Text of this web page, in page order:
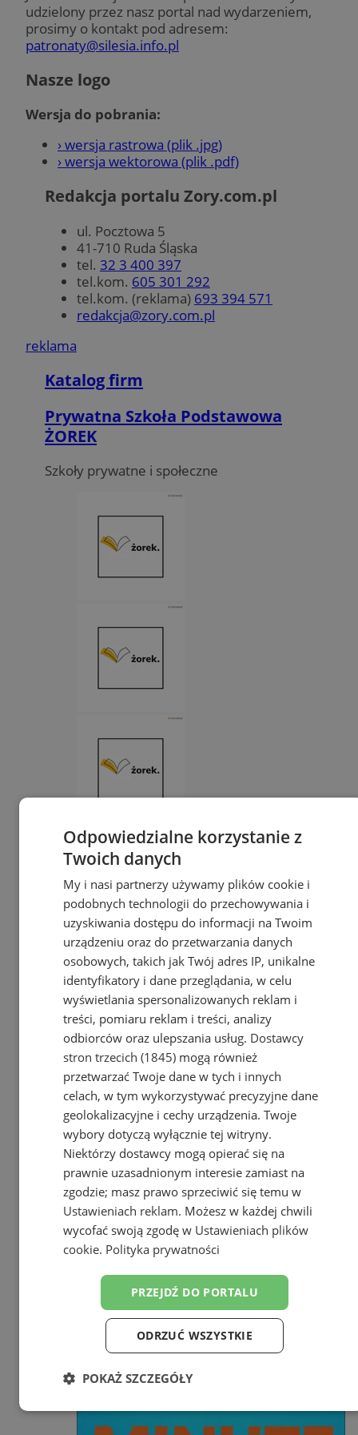
udzielony przez nasz portal nad wydarzeniem,
prosimy o kontakt pod adresem:
patronaty@silesia.info.pl
Nasze logo
Wersja do pobrania:
› wersja rastrowa (plik .jpg)
› wersja wektorowa (plik .pdf)
Redakcja portalu Zory.com.pl
ul. Pocztowa 5
41-710 Ruda Śląska
tel. 32 3 400 397
tel.kom. 605 301 292
tel.kom. (reklama) 693 394 571
redakcja@zory.com.pl
reklama
Katalog firm
Prywatna Szkoła Podstawowa
ŻOREK
Szkoły prywatne i społeczne
reklama
Tworzenie stron www - Żory
reklama
reklama
Ogłoszenia
Odpowiedzialne korzystanie z
Twoich danych
My i nasi partnerzy używamy plików cookie i
podobnych technologii do przechowywania i
uzyskiwania dostępu do informacji na Twoim
urządzeniu oraz do przetwarzania danych
osobowych, takich jak Twój adres IP, unikalne
identyfikatory i dane przeglądania, w celu
wyświetlania spersonalizowanych reklam i
treści, pomiaru reklam i treści, analizy
odbiorców oraz ulepszania usług. Dostawcy
stron trzecich (1845) mogą również
przetwarzać Twoje dane w tych i innych
celach, w tym wykorzystywać precyzyjne dane
geolokalizacyjne i cechy urządzenia. Twoje
wybory dotyczą wyłącznie tej witryny.
Niektórzy dostawcy mogą opierać się na
prawnie uzasadnionym interesie zamiast na
zgodzie; masz prawo sprzeciwić się temu w
Ustawieniach reklam. Możesz w każdej chwili
wycofać swoją zgodę w Ustawieniach plików
cookie. Polityka prywatności
PRZEJDŹ DO PORTALU
ODRZUĆ WSZYSTKIE
POKAŻ SZCZEGÓŁY
Niezbędne Wydajność Targetowanie